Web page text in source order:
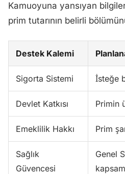
Kamuoyuna yansıyan
prim tutarının belirli
Destek Kalemi
Sigorta Sistemi İsteğe
Devlet Katkısı Primin
Emeklilik Hakkı Prim
Sağlık
Güvencesi
Genel